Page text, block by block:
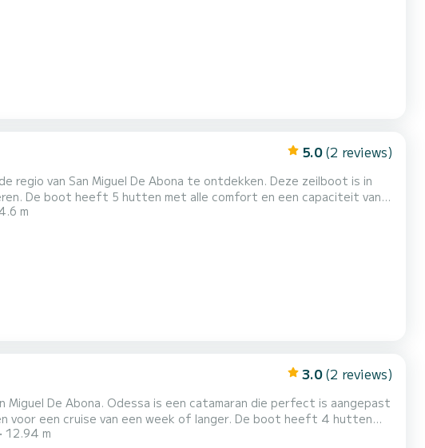
5.0 (2 reviews)
regio van San Miguel De Abona te ontdekken. Deze zeilboot is in
van
bondgenoot om een buitengewone vakantie in het water door
m
3.0 (2 reviews)
De Abona. Odessa is een catamaran die perfect is aangepast
van een week of langer. De boot heeft 4 hutten
lengte van 13 meter is het uw beste bondgenoot om een
12.94 m